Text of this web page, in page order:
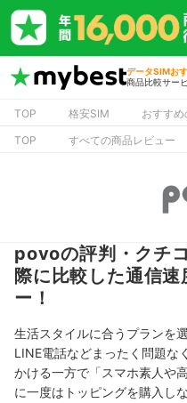
データSIMお
商品比較サー
TOP 格安SIM おすすめ
TOP すべての商品レビュー
povoの評判・クチ
際に比較した通信
ー！
生活スタイルに合うプランを
LINE電話などまったく問題な
かける一方で「スマホ素人や
に一度はトッピングを購入し